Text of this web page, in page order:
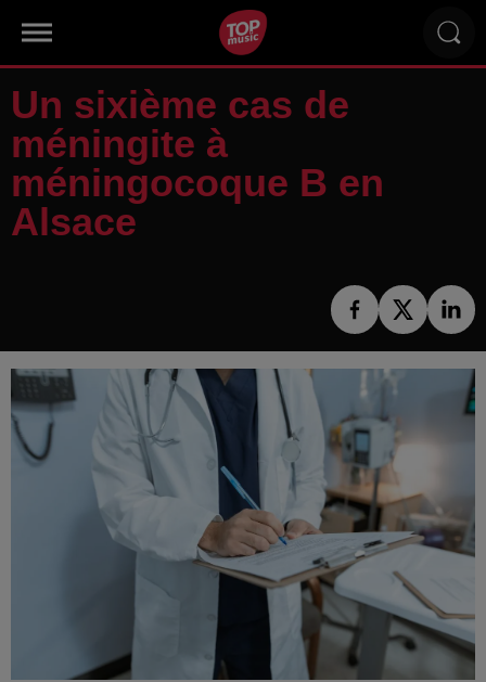
Un sixième cas de
méningite à
méningocoque B en
Alsace